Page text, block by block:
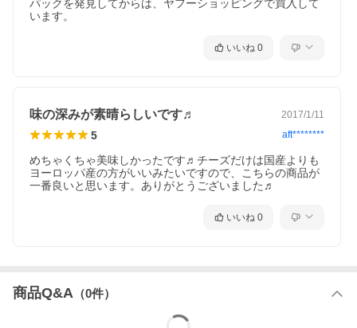
チーズの結着を防ぐため、セルロース（食物繊維）をまぶしてお
ります。
加熱調理の際には火傷にご注意ください。
エネルギー
333kcal
たんぱく質
23.6g
脂質
26.1g
炭水化物
この商品のアレルギー表示について
パックを発見してからは、ヤフーショッピングで買入して
います。
いいね 0
味の深みが素晴らしいです♬ 2017/1/11
5 aft********
めちゃくちゃ美味しかったです♬チーズだけは国産よりも
ヨーロッパ産の方がいいみたいですので、こちらの商品が
一番良いと思います。ありがとうございました♬
いいね 0
商品Q&A （0件）